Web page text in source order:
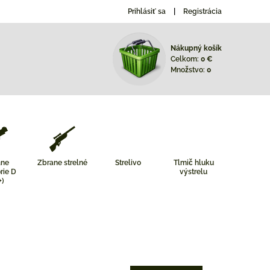
Prihlásiť sa Registrácia
Nákupný košík
Celkom: 0 €
Množstvo: 0
D
Zbrane strelné Strelivo
Tlmič hluku
výstrelu